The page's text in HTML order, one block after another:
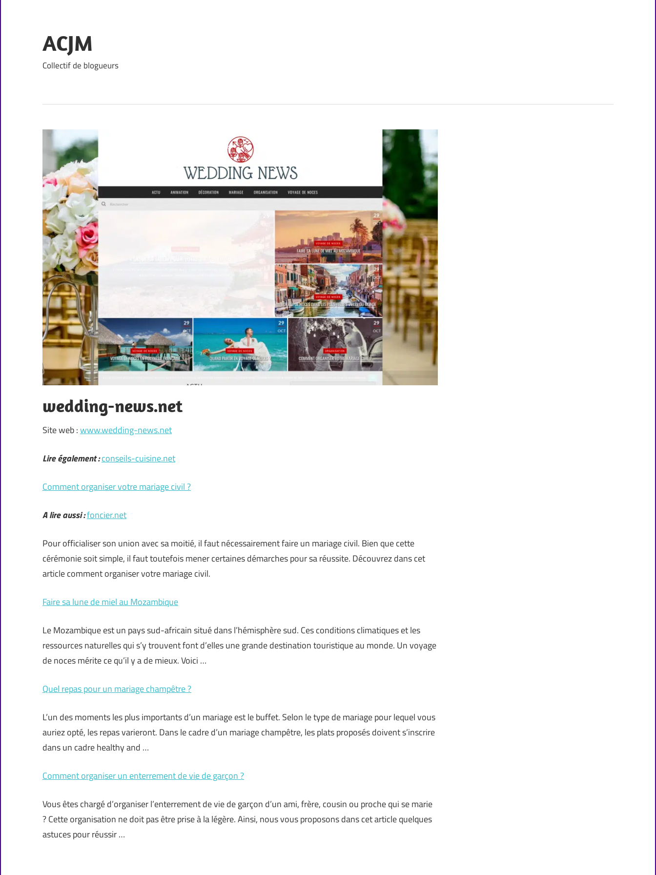
content
ACJM
Collectif de blogueurs
wedding-news.net
Site web :www.wedding-news.net
Lire également :conseils-cuisine.net
Comment organiser votre mariage civil ?
A lire aussi :foncier.net
Pour officialiser son union avec sa moitié, il faut nécessairement faire un mariage civil. Bien que cette
cérémonie soit simple, il faut toutefois mener certaines démarches pour sa réussite. Découvrez dans cet
article comment organiser votre mariage civil.
Faire sa lune de miel au Mozambique
Le Mozambique est un pays sud-africain situé dans l’hémisphère sud. Ces conditions climatiques et les
ressources naturelles qui s’y trouvent font d’elles une grande destination touristique au monde. Un voyage
de noces mérite ce qu’il y a de mieux. Voici …
Quel repas pour un mariage champêtre ?
L’un des moments les plus importants d’un mariage est le buffet. Selon le type de mariage pour lequel vous
auriez opté, les repas varieront. Dans le cadre d’un mariage champêtre, les plats proposés doivent s’inscrire
dans un cadre healthy and …
Comment organiser un enterrement de vie de garçon ?
Vous êtes chargé d’organiser l’enterrement de vie de garçon d’un ami, frère, cousin ou proche qui se marie
? Cette organisation ne doit pas être prise à la légère. Ainsi, nous vous proposons dans cet article quelques
astuces pour réussir …